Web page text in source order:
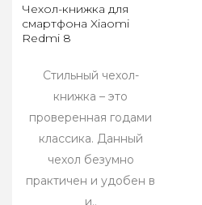
Чехол-книжка для
смартфона Xiaomi
Redmi 8
Стильный чехол-
книжка – это
проверенная годами
классика. Данный
чехол безумно
практичен и удобен в
и..